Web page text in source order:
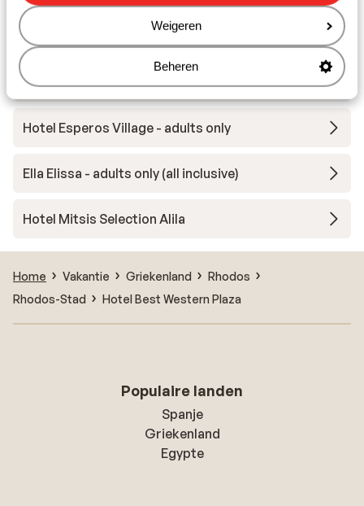
Weigeren
Beheren
Hotel Esperos Mare Resort
Hotel Haven Beach
Hotel Esperos Village - adults only
Ella Elissa - adults only (all inclusive)
Hotel Mitsis Selection Alila
Home Vakantie Griekenland
Rhodos
Rhodos-Stad
Hotel Best Western Plaza
Populaire landen
Spanje
Griekenland
Egypte